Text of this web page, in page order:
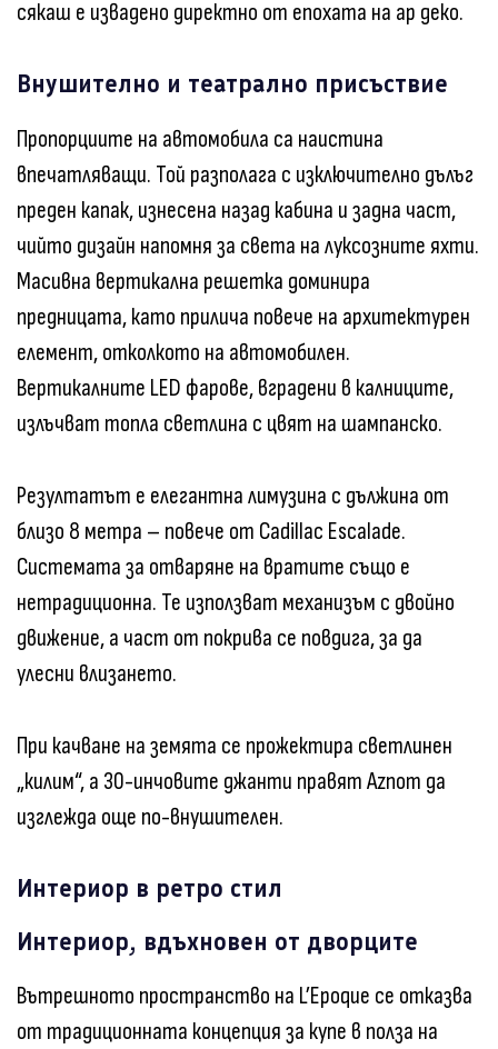
сякаш е извадено директно от епохата на ар деко.
Внушително и театрално присъствие
Пропорциите на автомобила са наистина
впечатляващи. Той разполага с изключително дълъг
преден капак, изнесена назад кабина и задна част,
чийто дизайн напомня за света на луксозните яхти.
Масивна вертикална решетка доминира
предницата, като прилича повече на архитектурен
елемент, отколкото на автомобилен.
Вертикалните LED фарове, вградени в калниците,
излъчват топла светлина с цвят на шампанско.
Резултатът е елегантна лимузина с дължина от
близо 8 метра – повече от Cadillac Escalade.
Системата за отваряне на вратите също е
нетрадиционна. Те използват механизъм с двойно
движение, а част от покрива се повдига, за да
улесни влизането.
При качване на земята се прожектира светлинен
„килим“, а 30-инчовите джанти правят Aznom да
изглежда още по-внушителен.
Интериор в ретро стил
Интериор, вдъхновен от дворците
Вътрешното пространство на L’Epoque се отказва
от традиционната концепция за купе в полза на